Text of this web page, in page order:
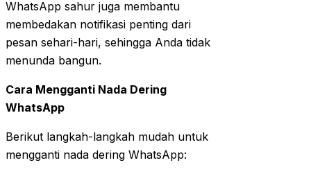
WhatsApp sahur juga membantu
membedakan notifikasi penting dari
pesan sehari-hari, sehingga Anda tidak
menunda bangun.
Cara Mengganti Nada Dering
WhatsApp
Berikut langkah-langkah mudah untuk
mengganti nada dering WhatsApp: